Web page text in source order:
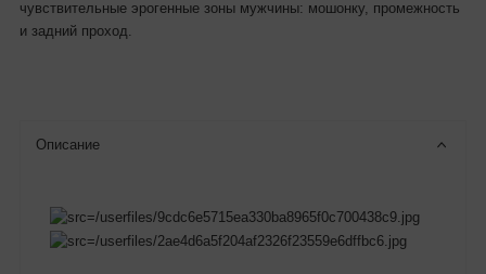
чувствительные эрогенные зоны мужчины: мошонку, промежность
и задний проход.
Описание